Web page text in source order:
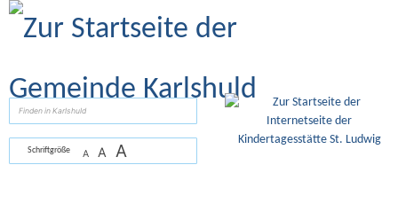
Zum Inhalt
Schriftgröße A A A